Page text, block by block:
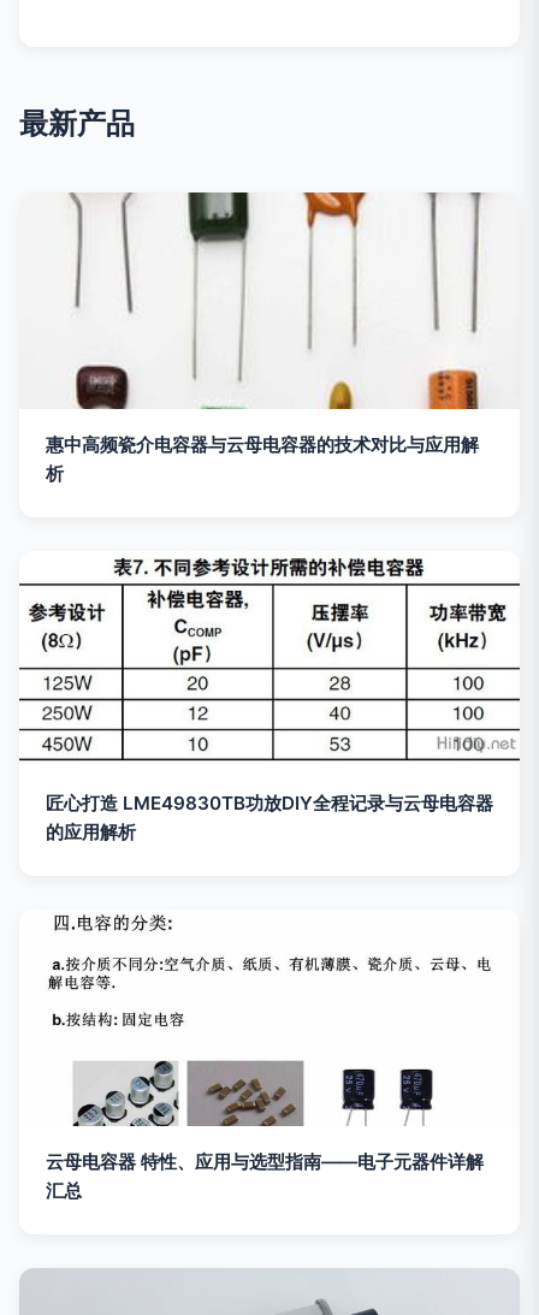
最新产品
惠中高频瓷介电容器与云母电容器的技术对比与应用解
析
匠心打造 LME49830TB功放DIY全程记录与云母电容器
的应用解析
云母电容器 特性、应用与选型指南——电子元器件详解
汇总